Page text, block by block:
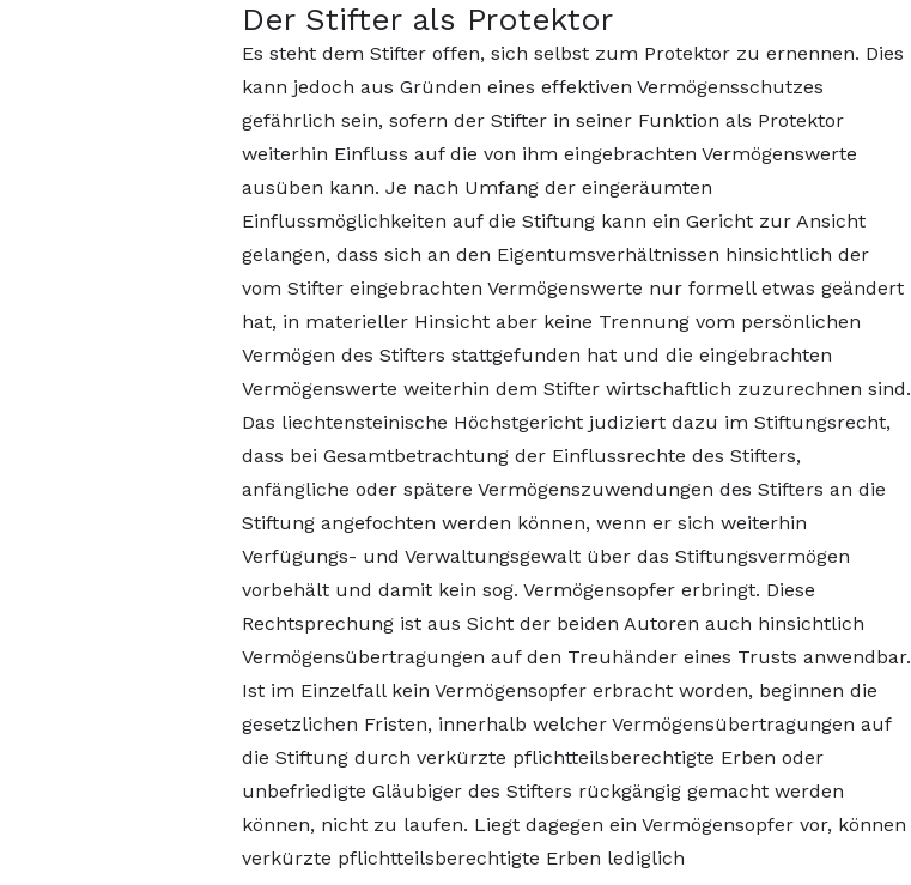
Der Stifter als Protektor
Es steht dem Stifter offen, sich selbst zum Protektor zu ernennen. Dies
kann jedoch aus Gründen eines effektiven Vermögensschutzes
gefährlich sein, sofern der Stifter in seiner Funktion als Protektor
weiterhin Einfluss auf die von ihm eingebrachten Vermögenswerte
ausüben kann. Je nach Umfang der eingeräumten
Einflussmöglichkeiten auf die Stiftung kann ein Gericht zur Ansicht
gelangen, dass sich an den Eigentumsverhältnissen hinsichtlich der
vom Stifter eingebrachten Vermögenswerte nur formell etwas geändert
hat, in materieller Hinsicht aber keine Trennung vom persönlichen
Vermögen des Stifters stattgefunden hat und die eingebrachten
Vermögenswerte weiterhin dem Stifter wirtschaftlich zuzurechnen sind.
Das liechtensteinische Höchstgericht judiziert dazu im Stiftungsrecht,
dass bei Gesamtbetrachtung der Einflussrechte des Stifters,
anfängliche oder spätere Vermögenszuwendungen des Stifters an die
Stiftung angefochten werden können, wenn er sich weiterhin
Verfügungs- und Verwaltungsgewalt über das Stiftungsvermögen
vorbehält und damit kein sog. Vermögensopfer erbringt. Diese
Rechtsprechung ist aus Sicht der beiden Autoren auch hinsichtlich
Vermögensübertragungen auf den Treuhänder eines Trusts anwendbar.
Ist im Einzelfall kein Vermögensopfer erbracht worden, beginnen die
gesetzlichen Fristen, innerhalb welcher Vermögensübertragungen auf
die Stiftung durch verkürzte pflichtteilsberechtigte Erben oder
unbefriedigte Gläubiger des Stifters rückgängig gemacht werden
können, nicht zu laufen. Liegt dagegen ein Vermögensopfer vor, können
verkürzte pflichtteilsberechtigte Erben lediglich